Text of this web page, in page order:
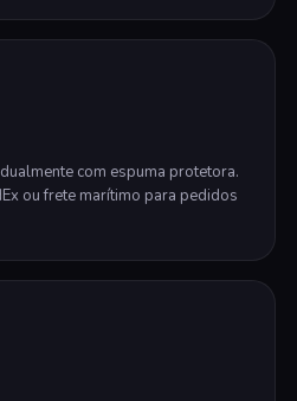
com espuma protetora.
ou frete marítimo para pedidos